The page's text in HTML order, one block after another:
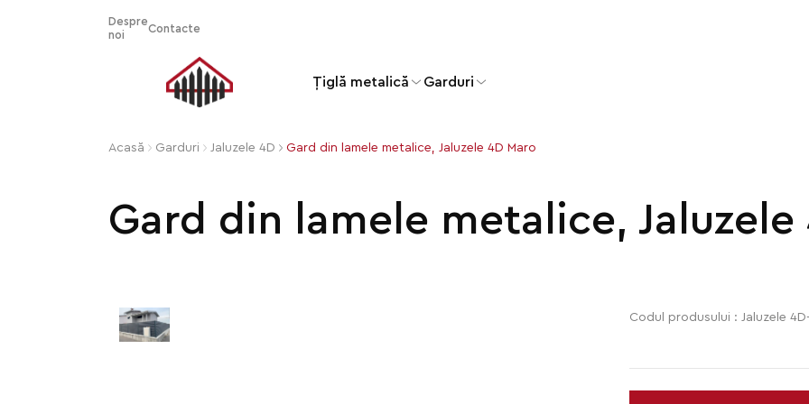
Despre
noi
Contacte
Țiglă metalică Garduri
Acasă Garduri Jaluzele 4D Gard din lamele metalice, Jaluzele 4D Maro
Gard din lamele metalice, Jaluzele
Codul produsului : Jaluzele